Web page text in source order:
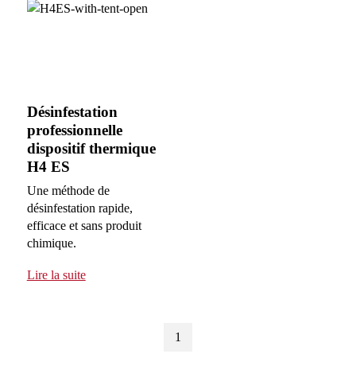
Désinfestation
professionnelle
dispositif thermique
H4 ES
Une méthode de
désinfestation rapide,
efficace et sans produit
chimique.
Lire la suite
1